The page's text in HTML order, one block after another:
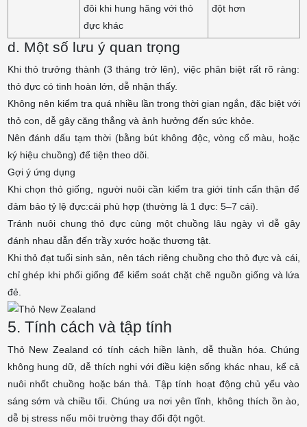
đôi khi hung hăng với thỏ
đực khác
đột hơn
d. Một số lưu ý quan trọng
Khi thỏ trưởng thành (3 tháng trở lên), việc phân biệt rất rõ ràng:
thỏ đực có tinh hoàn lớn, dễ nhận thấy.
Không nên kiểm tra quá nhiều lần trong thời gian ngắn, đặc biệt với
thỏ con, dễ gây căng thẳng và ảnh hưởng đến sức khỏe.
Nên đánh dấu tạm thời (bằng bút không độc, vòng cổ màu, hoặc
ký hiệu chuồng) để tiện theo dõi.
Gợi ý ứng dụng
Khi chọn thỏ giống, người nuôi cần kiểm tra giới tính cẩn thận để
đảm bảo tỷ lệ đực:cái phù hợp (thường là 1 đực: 5–7 cái).
Tránh nuôi chung thỏ đực cùng một chuồng lâu ngày vì dễ gây
đánh nhau dẫn đến trầy xước hoặc thương tật.
Khi thỏ đạt tuổi sinh sản, nên tách riêng chuồng cho thỏ đực và cái,
chỉ ghép khi phối giống để kiểm soát chặt chẽ nguồn giống và lứa
đẻ.
5. Tính cách và tập tính
Thỏ New Zealand có tính cách hiền lành, dễ thuần hóa. Chúng
không hung dữ, dễ thích nghi với điều kiện sống khác nhau, kể cả
nuôi nhốt chuồng hoặc bán thả. Tập tính hoạt động chủ yếu vào
sáng sớm và chiều tối. Chúng ưa nơi yên tĩnh, không thích ồn ào,
dễ bị stress nếu môi trường thay đổi đột ngột.